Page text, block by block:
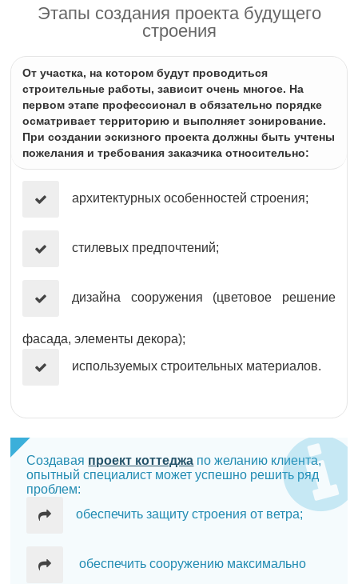
Этапы создания проекта будущего
строения
От участка, на котором будут проводиться
строительные работы, зависит очень многое. На
первом этапе профессионал в обязательно порядке
осматривает территорию и выполняет зонирование.
При создании эскизного проекта должны быть учтены
пожелания и требования заказчика относительно:
архитектурных особенностей строения;
стилевых предпочтений;
дизайна сооружения (цветовое решение
фасада, элементы декора);
используемых строительных материалов.
Создавая проект коттеджа по желанию клиента,
опытный специалист может успешно решить ряд
проблем:
обеспечить защиту строения от ветра;
обеспечить сооружению максимально